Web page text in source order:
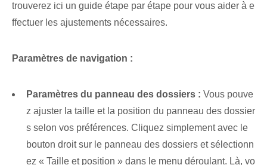
trouverez ici un guide étape par étape pour vous aider à e
ffectuer les ajustements nécessaires.
Paramètres de navigation :
Paramètres du panneau des dossiers : Vous pouve
z ajuster la taille et la position du panneau des dossier
s selon vos préférences. Cliquez simplement avec le
bouton droit sur le panneau des dossiers et sélectionn
ez « Taille et position » dans le menu déroulant. Là⁤, vo